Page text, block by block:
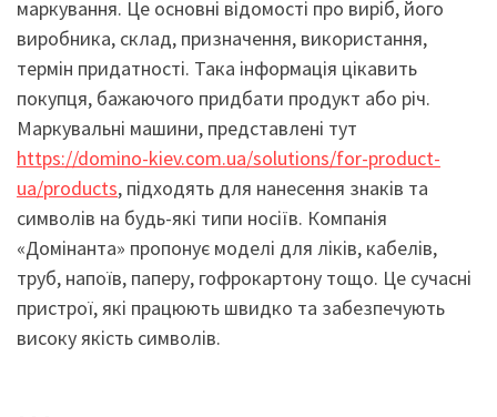
маркування. Це основні відомості про виріб, його
виробника, склад, призначення, використання,
термін придатності. Така інформація цікавить
покупця, бажаючого придбати продукт або річ.
Маркувальні машини, представлені тут
https://domino-kiev.com.ua/solutions/for-product-
ua/products, підходять для нанесення знаків та
символів на будь-які типи носіїв. Компанія
«Домінанта» пропонує моделі для ліків, кабелів,
труб, напоїв, паперу, гофрокартону тощо. Це сучасні
пристрої, які працюють швидко та забезпечують
високу якість символів.